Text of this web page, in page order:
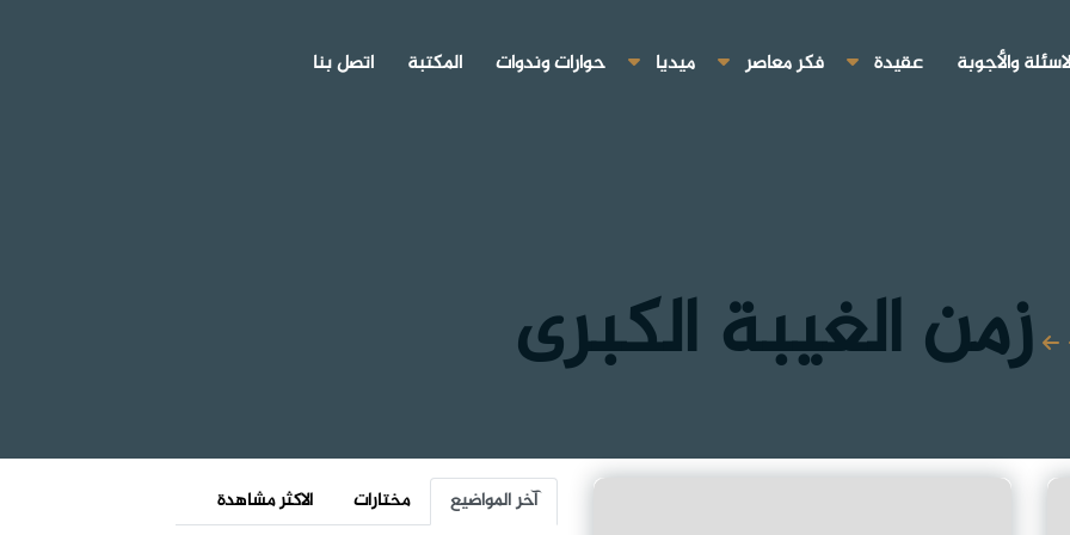
والأجوبة عقيدة فكر معاصر ميديا حوارات وندوات المكتبة اتصل بنا
زمن الغيبة الكبرى
آخر المواضيع مختارات
الاكثر مشاهدة